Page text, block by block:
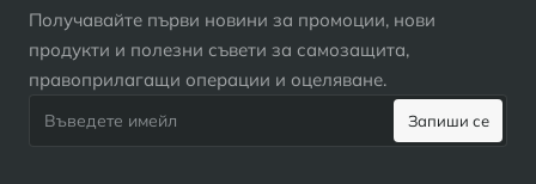
Получавайте първи новини за промоции, нови
продукти и полезни съвети за самозащита,
правоприлагащи операции и оцеляване.
имейл
Запиши се